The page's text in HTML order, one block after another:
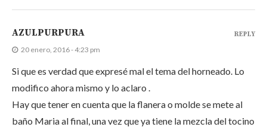
AZULPURPURA
20 enero, 2016 - 4:23 pm
Si que es verdad que expresé mal el tema del horneado. Lo
modifico ahora mismo y lo aclaro .
Hay que tener en cuenta que la flanera o molde se mete al
baño Maria al final, una vez que ya tiene la mezcla del tocino
REPLY